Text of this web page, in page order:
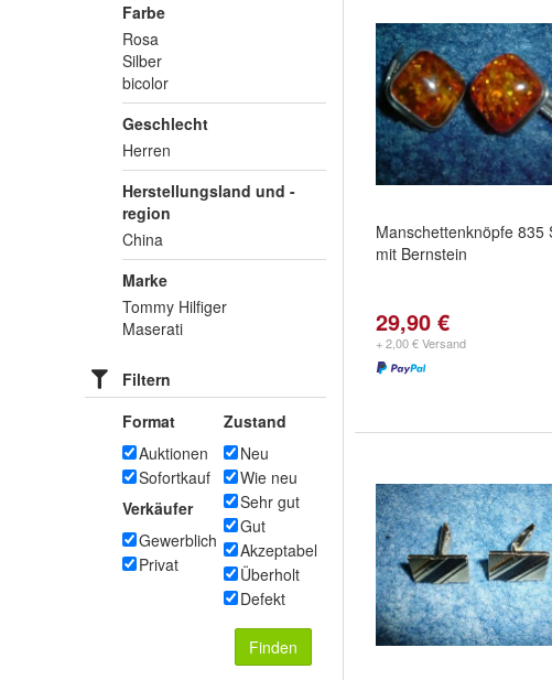
Farbe
Rosa
Silber
bicolor
Geschlecht
Herren
Herstellungsland und -
region
China
Marke
Tommy Hilfiger
Maserati
Filtern
Format
Auktionen
Sofortkauf
Verkäufer
Gewerblich
Privat
Zustand
Neu
Wie neu
Sehr gut
Gut
Akzeptabel
Überholt
Defekt
Finden
Manschettenknöpfe 835
mit Bernstein
29,90 €
+ 2,00 € Versand